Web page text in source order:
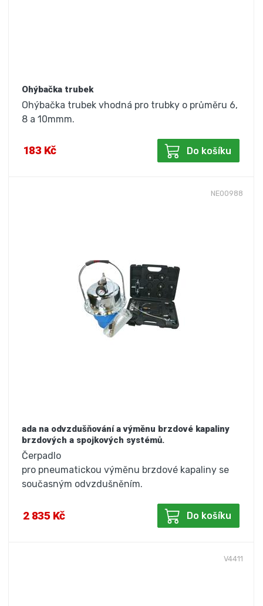
Ohýbačka trubek
Ohýbačka trubek vhodná pro trubky o průměru 6,
8 a 10mmm.
183 Kč Do košíku
NE00988
ada na odvzdušňování a výměnu brzdové kapaliny
brzdových a spojkových systémů.
Čerpadlo
pro pneumatickou výměnu brzdové kapaliny se
současným odvzdušněním.
2 835 Kč Do košíku
V4411